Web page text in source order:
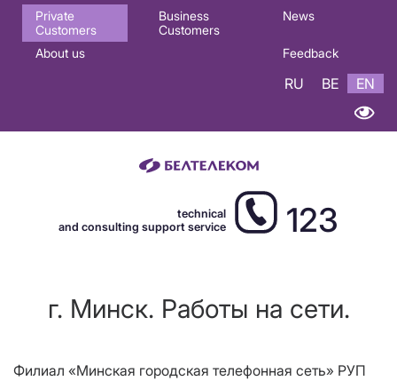
Основная
навигация
Private
Customers
Business
Customers
News
About us Feedback
RU BE EN
technical
and consulting support service
123
г. Минск. Работы на сети.
Филиал «Минская городская телефонная сеть» РУП